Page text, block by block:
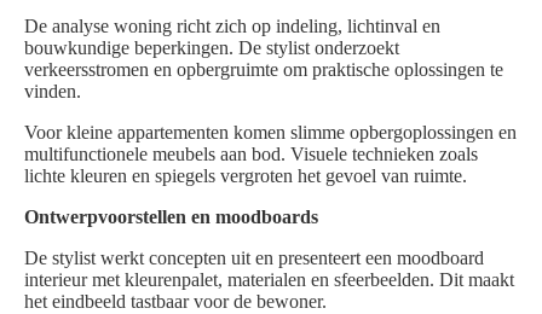
De analyse woning richt zich op indeling, lichtinval en
bouwkundige beperkingen. De stylist onderzoekt
verkeersstromen en opbergruimte om praktische oplossingen te
vinden.
Voor kleine appartementen komen slimme opbergoplossingen en
multifunctionele meubels aan bod. Visuele technieken zoals
lichte kleuren en spiegels vergroten het gevoel van ruimte.
Ontwerpvoorstellen en moodboards
De stylist werkt concepten uit en presenteert een moodboard
interieur met kleurenpalet, materialen en sfeerbeelden. Dit maakt
het eindbeeld tastbaar voor de bewoner.